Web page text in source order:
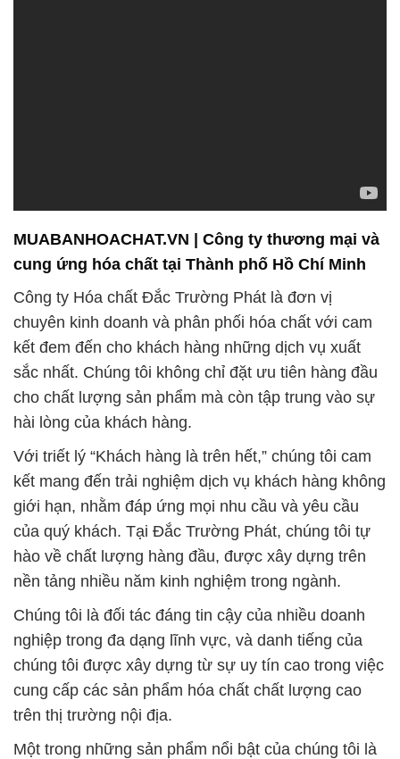
MUABANHOACHAT.VN | Công ty thương mại và
cung ứng hóa chất tại Thành phố Hồ Chí Minh
Công ty Hóa chất Đắc Trường Phát là đơn vị
chuyên kinh doanh và phân phối hóa chất với cam
kết đem đến cho khách hàng những dịch vụ xuất
sắc nhất. Chúng tôi không chỉ đặt ưu tiên hàng đầu
cho chất lượng sản phẩm mà còn tập trung vào sự
hài lòng của khách hàng.
Với triết lý “Khách hàng là trên hết,” chúng tôi cam
kết mang đến trải nghiệm dịch vụ khách hàng không
giới hạn, nhằm đáp ứng mọi nhu cầu và yêu cầu
của quý khách. Tại Đắc Trường Phát, chúng tôi tự
hào về chất lượng hàng đầu, được xây dựng trên
nền tảng nhiều năm kinh nghiệm trong ngành.
Chúng tôi là đối tác đáng tin cậy của nhiều doanh
nghiệp trong đa dạng lĩnh vực, và danh tiếng của
chúng tôi được xây dựng từ sự uy tín cao trong việc
cung cấp các sản phẩm hóa chất chất lượng cao
trên thị trường nội địa.
Một trong những sản phẩm nổi bật của chúng tôi là